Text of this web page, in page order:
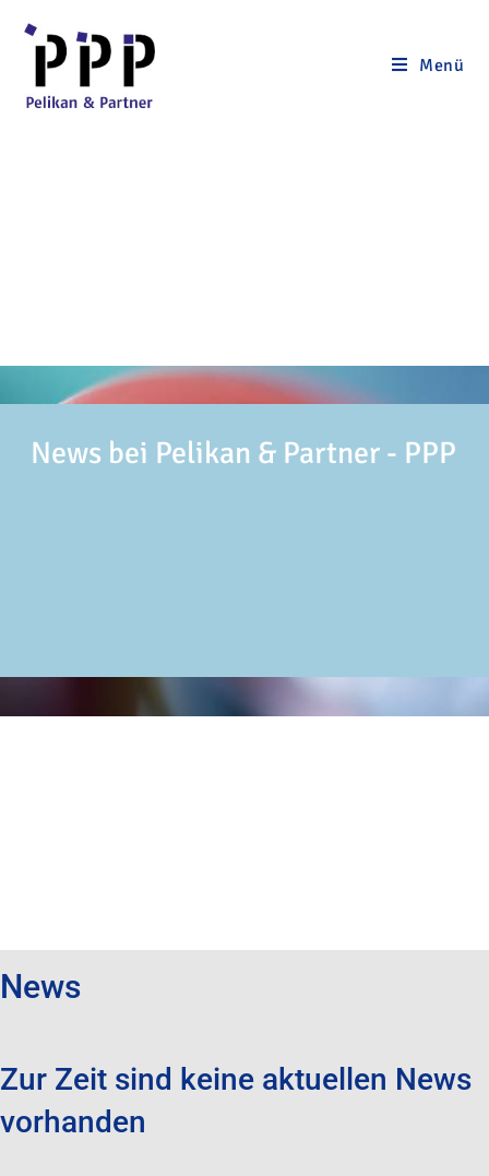
Menü
News bei Pelikan & Partner - PPP
News
Zur Zeit sind keine aktuellen News
vorhanden